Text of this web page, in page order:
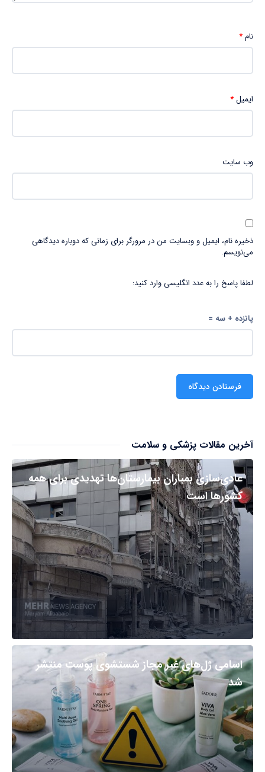
نام*
ایمیل*
وب‌ سایت
ذخیره نام، ایمیل و وبسایت من در مرورگر برای زمانی که دوباره دیدگاهی
می‌نویسم.
لطفا پاسخ را به عدد انگلیسی وارد کنید:
پانزده + سه =
آخرین مقالات پزشکی و سلامت
عادی‌سازی بمباران بیمارستان‌ها تهدیدی برای همه
کشورها است
اسامی ژل‌های غیر مجاز شستشوی پوست منتشر
شد